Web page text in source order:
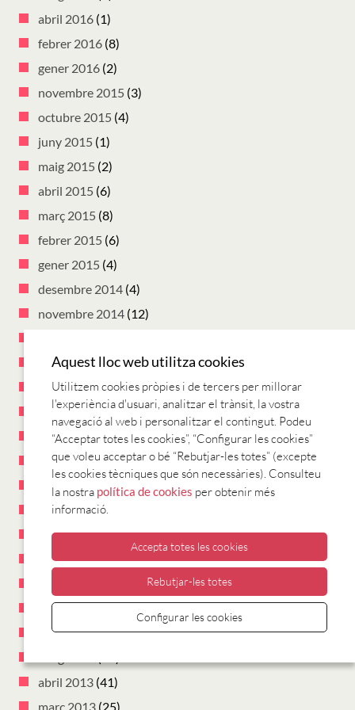
abril 2016 (1)
febrer 2016 (8)
gener 2016 (2)
novembre 2015 (3)
octubre 2015 (4)
juny 2015 (1)
maig 2015 (2)
abril 2015 (6)
març 2015 (8)
febrer 2015 (6)
gener 2015 (4)
desembre 2014 (4)
novembre 2014 (12)
juliol 2014 (9)
juny 2014(8)
maig 2014(13)
abril 2014(10)
març 2014(5)
febrer 2014
(19)
gener 2014(21)
desembre 2013(5)
novembre 2013(15)
juliol 2013(3)
juny 2013(6)
abril 2013 (41)
març 2013 (25)
Aquest lloc web utilitza cookies
Utilitzem cookies pròpies i de tercers per millorar
l'experiència d'usuari, analitzar el trànsit, la vostra
navegació al web i personalitzar el contingut. Podeu
“Acceptar totes les cookies”, “Configurar les cookies”
que voleu acceptar o bé “Rebutjar-les totes” (excepte
les cookies tècniques que són necessàries). Consulteu
la nostra política de cookies per obtenir més
informació.
Accepta totes les cookies
Rebutjar-les totes
Configurar les cookies